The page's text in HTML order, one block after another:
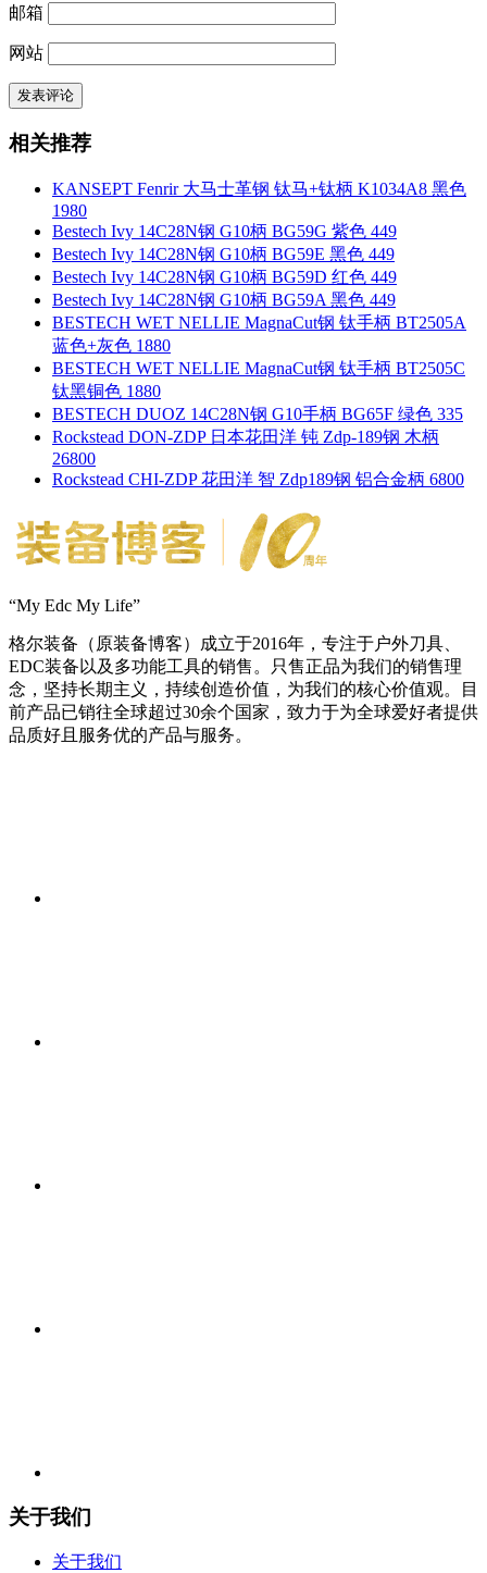
邮箱
网站
相关推荐
KANSEPT Fenrir 大马士革钢 钛马+钛柄 K1034A8 黑色
1980
Bestech Ivy 14C28N钢 G10柄 BG59G 紫色 449
Bestech Ivy 14C28N钢 G10柄 BG59E 黑色 449
Bestech Ivy 14C28N钢 G10柄 BG59D 红色 449
Bestech Ivy 14C28N钢 G10柄 BG59A 黑色 449
BESTECH WET NELLIE MagnaCut钢 钛手柄 BT2505A
蓝色+灰色 1880
BESTECH WET NELLIE MagnaCut钢 钛手柄 BT2505C
钛黑铜色 1880
BESTECH DUOZ 14C28N钢 G10手柄 BG65F 绿色 335
Rockstead DON-ZDP 日本花田洋 钝 Zdp-189钢 木柄
26800
Rockstead CHI-ZDP 花田洋 智 Zdp189钢 铝合金柄 6800
“My Edc My Life”
格尔装备（原装备博客）成立于2016年，专注于户外刀具、
EDC装备以及多功能工具的销售。只售正品为我们的销售理
念，坚持长期主义，持续创造价值，为我们的核心价值观。目
前产品已销往全球超过30余个国家，致力于为全球爱好者提供
品质好且服务优的产品与服务。
关于我们
关于我们